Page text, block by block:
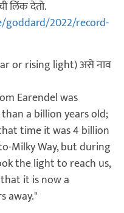
लिंक देतो.
2022/record-
or rising light) असे नाव
Earendel was
a billion years old;
time it was 4 billion
Milky Way, but during
the light to reach us,
it is now a
away."